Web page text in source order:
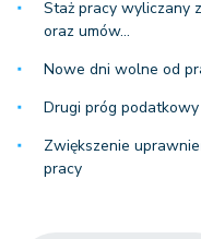
Staż pracy wyliczany
oraz umów…
Nowe dni wolne od
Drugi próg
Zwiększenie
pracy